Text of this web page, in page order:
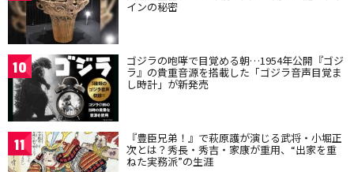
インの秘密
10 ゴジラの咆哮で目覚める朝…1954年公開『ゴジ
ラ』の貴重音源を搭載した「ゴジラ音声目覚ま
し時計」が新発売
11 『豊臣兄弟！』で萩原護が演じる武将・小堀正
次とは？秀長・秀吉・家康が重用、“出家を重
ねた実務派”の生涯